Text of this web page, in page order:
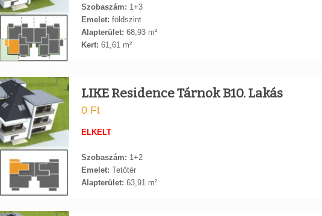
Szobaszám: 1+3
Emelet: földszint
Alapterület: 68,93 m²
Kert: 61,61 m²
LIKE Residence Tárnok B10. Lakás
0 Ft
ELKELT
Szobaszám: 1+2
Emelet: Tetőtér
Alapterület: 63,91 m²